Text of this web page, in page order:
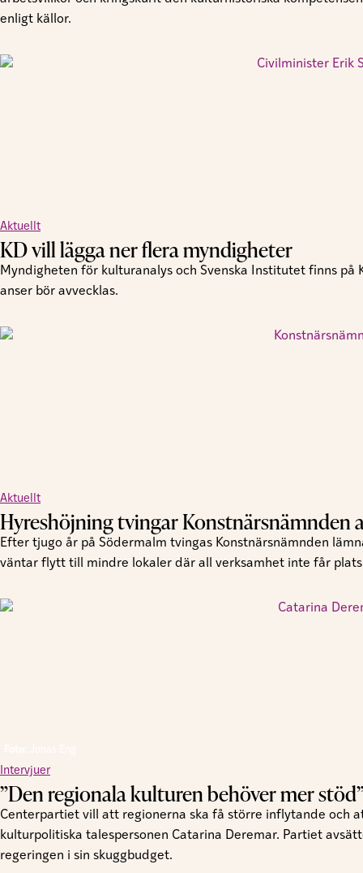
enligt källor.
Aktuellt
KD vill lägga ner flera myndigheter
Myndigheten för kulturanalys och Svenska Institutet finns
anser bör avvecklas.
Aktuellt
Hyreshöjning tvingar Konstnärsnämnden
Efter tjugo år på Södermalm tvingas Konstnärsnämnden
väntar flytt till mindre lokaler där all verksamhet inte får
Intervjuer
”Den regionala kulturen behöver mer
Centerpartiet vill att regionerna ska få större inflytande och
kulturpolitiska talespersonen Catarina Deremar. Partiet
regeringen i sin skuggbudget.